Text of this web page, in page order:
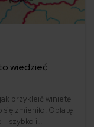
wiedzieć
przykleić winietę
zmieniło. Opłatę
szybko i